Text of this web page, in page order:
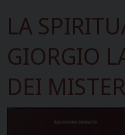
LA
GIORGIO
DEI